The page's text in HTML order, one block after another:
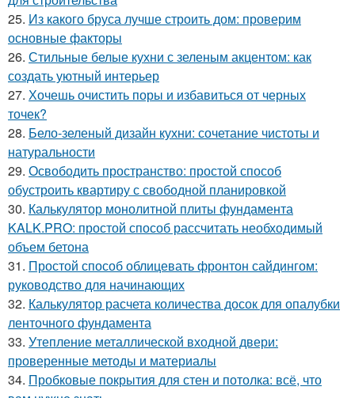
25. Из какого бруса лучше строить дом: проверим
основные факторы
26. Стильные белые кухни с зеленым акцентом: как
создать уютный интерьер
27. Хочешь очистить поры и избавиться от черных
точек?
28. Бело-зеленый дизайн кухни: сочетание чистоты и
натуральности
29. Освободить пространство: простой способ
обустроить квартиру с свободной планировкой
30. Калькулятор монолитной плиты фундамента
KALK.PRO: простой способ рассчитать необходимый
объем бетона
31. Простой способ облицевать фронтон сайдингом:
руководство для начинающих
32. Калькулятор расчета количества досок для опалубки
ленточного фундамента
33. Утепление металлической входной двери:
проверенные методы и материалы
34. Пробковые покрытия для стен и потолка: всё, что